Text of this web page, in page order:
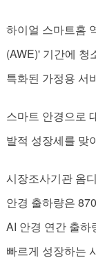
하이얼 스마트홈
(AWE)' 기간에 청
특화된 가정용 서
스마트 안경으로
발적 성장세를 맞
시장조사기관 옴
안경 출하량은
AI 안경 연간 출
빠르게 성장하는